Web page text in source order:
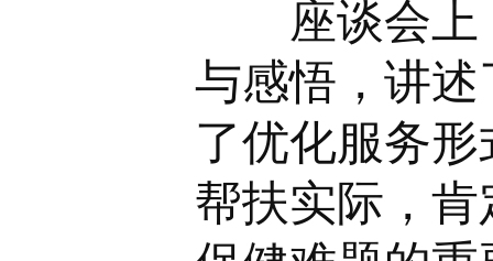
座谈会上，
与感悟，讲
了优化服务
帮扶实际，